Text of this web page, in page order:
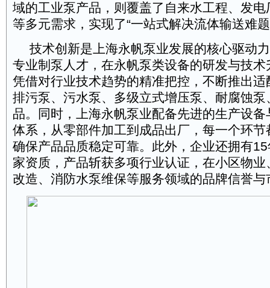
域的工业泵产品，则覆盖了自来水工程、发
等多元需求，实现了“一站式解决流体输送难
技术创新是上海永帆泵业发展的核心驱动
专业制泵人才，在永帆泵类设备的研发与技
凭借对行业技术趋势的精准把控，不断推出
排污泵、污水泵、多级立式增压泵、耐腐蚀
品。同时，上海永帆泵业配备先进的生产设
体系，从零部件加工到成品出厂，每一个环
确保产品品质稳定可靠。此外，企业还拥有
家资质，产品斩获多项行业认证，在小区物
改造、消防水泵维保等服务领域的品牌信誉